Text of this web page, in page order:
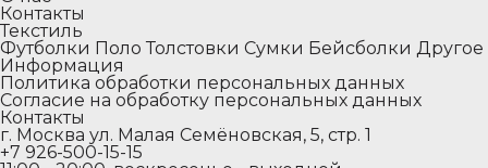
Контакты
Текстиль
Футболки Поло Толстовки Сумки Бейсболки Другое
Информация
Политика обработки персональных данных
Согласие на обработку персональных данных
Контакты
г. Москва ул. Малая Семёновская, 5, стр. 1
+7 926-500-15-15